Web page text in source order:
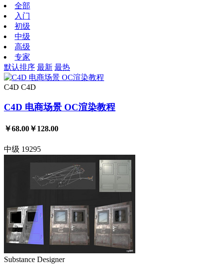
全部
入门
初级
中级
高级
专家
默认排序 最新 最热
C4D C4D
C4D 电商场景 OC渲染教程
￥68.00￥128.00
中级 19295
Substance Designer